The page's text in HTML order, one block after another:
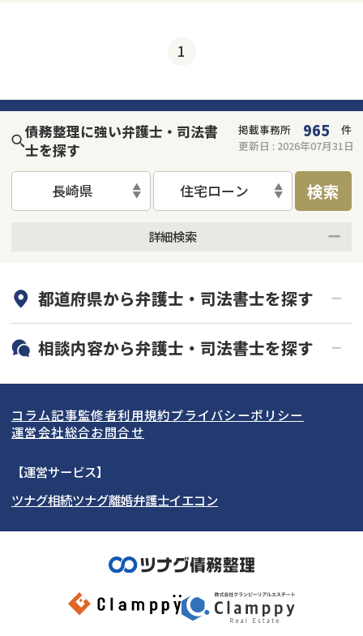
1
債務整理に強い弁護士・司法書
士を探す
掲載事務所 965
件
更新日 : 2026年07月31日
長崎県 住宅ローン 検索
詳細検索
初回相談無料
土日祝の相談可能
都道府県から弁護士・司法書士を探す
北海道・東北
北海道 青森県
岩手県 宮城県
秋田県
福島県
関東
東京都 神奈川県
埼玉県
茨城県 群馬県
東海
愛知県
岐阜県 山梨県
関西
大阪府 京都府
奈良県
和歌山県
北陸・甲信越
石川県
富山県
岡山県
九州・沖縄
相談内容から弁護士・司法書士を探す
任意整理
個人再生
会社破産・法人破産
消費者金融・サラ金
カードローン・クレジッ
ト会社
奨学金
コラム記事監修者利用規約プライバシーポリシー
運営会社総合お問合せ
【運営サービス】
ツナグ相続ツナグ離婚弁護士イエコン